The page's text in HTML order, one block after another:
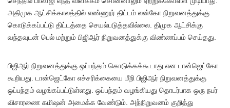
அதிமுக ஆட்சிக்காலத்தில் எண்ணூர் திட்டம் லன்கோ நிறுவனத்துக்கு
கொடுக்கப்பட்டு திட்டத்தை செயல்படுத்தவில்லை. திமுக ஆட்சிக்கு
வந்தவுடன் பெல் மற்றும் பிஜிஆர் நிறுவனத்துக்கு விண்ணப்பம் செய்தது.
பிஜிஆர் நிறுவனத்துக்கு ஒப்பந்தம் கொடுக்கக்கூடாது என டான்ஜெட்கோ
கூறியது. டான்ஜெட்கோ எச்சரிக்கையை மீறி பிஜிஆர் நிறுவனத்துக்கு
ஒப்பந்தம் வழங்கப்பட்டுள்ளது. ஒப்பந்தம் வழங்கியது தொடர்பாக ஒரு நபர்
விசாரணை கமிஷன் அமைக்க வேண்டும். அந்நிறுவனம் குறித்து